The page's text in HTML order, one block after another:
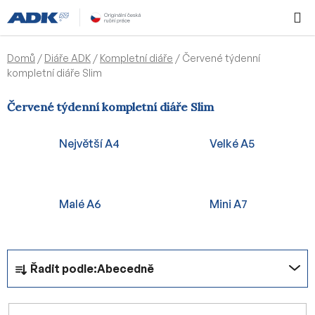
na
obsah
KOŠÍK
Domů / Diáře ADK / Kompletní diáře / Červené týdenní
kompletní diáře Slim
Červené týdenní kompletní diáře Slim
Největší A4 Velké A5
Malé A6 Mini A7
Ř
z
Řadit podle:Abecedně